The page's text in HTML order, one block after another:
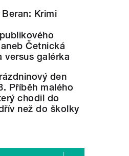
Krimi
Četnická
versus galérka
den
Příběh malého
chodil do
než do školky